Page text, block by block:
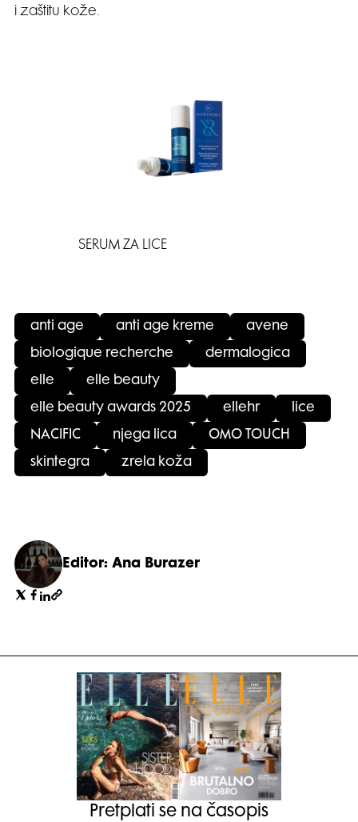
i zaštitu kože.
SERUM ZA LICE
anti age anti age kreme avene
biologique recherche dermalogica
elle elle beauty
elle beauty awards 2025 ellehr lice
NACIFIC njega lica OMO TOUCH
skintegra zrela koža
Editor: Ana Burazer
Pretplati se na časopis